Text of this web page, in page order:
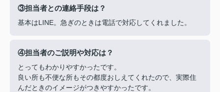
③担当者との連絡手段は？
基本はLINE。急ぎのときは電話で対応してくれました。
④担当者のご説明や対応は？
とってもわかりやすかったです。
良い所も不便な所もその都度おしえてくれたので、実際住
んだときのイメージがつきやすかったです。